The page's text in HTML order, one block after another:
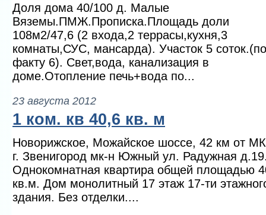
Доля дома 40/100 д. Малые
Вяземы.ПМЖ.Прописка.Площадь доли
108м2/47,6 (2 входа,2 террасы,кухня,3
комнаты,СУС, мансарда). Участок 5 соток.(по
факту 6). Свет,вода, канализация в
доме.Отопление печь+вода по...
23 августа 2012
1 ком. кв 40,6 кв. м
Новорижское, Можайское шоссе, 42 км от
г. Звенигород мк-н Южный ул. Радужная
Однокомнатная квартира общей площадью
кв.м. Дом монолитный 17 этаж 17-ти
здания. Без отделки....